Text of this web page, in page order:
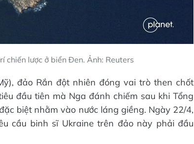
chiến lược ở biển Đen. Ảnh: Reuters
đảo Rắn đột nhiên đóng vai trò then chốt
đầu tiên mà Nga đánh chiếm sau khi Tổng
biệt nhằm vào nước láng giềng. Ngày 22/4,
cầu binh sĩ Ukraine trên đảo này phải đầu